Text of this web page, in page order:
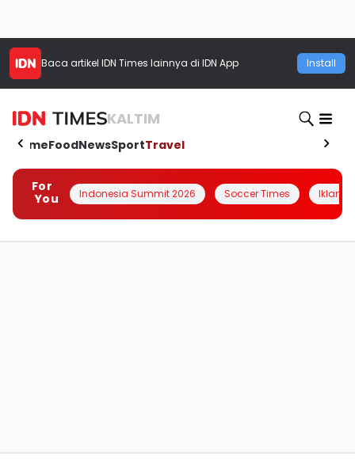
Baca artikel IDN Times lainnya di IDN App Install
KALTIM
HomeFoodNewsSportTravel
For
You
Indonesia Summit 2026 Soccer Times Iklanin